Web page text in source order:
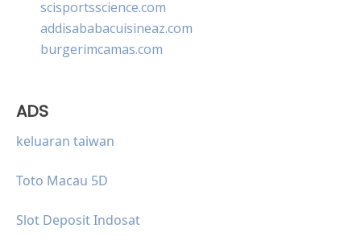
scisportsscience.com
addisababacuisineaz.com
burgerimcamas.com
ADS
keluaran taiwan
Toto Macau 5D
Slot Deposit Indosat